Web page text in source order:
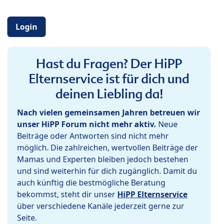
Login
Hast du Fragen? Der HiPP
Elternservice ist für dich und
deinen Liebling da!
Nach vielen gemeinsamen Jahren betreuen wir
unser HiPP Forum nicht mehr aktiv. Neue
Beiträge oder Antworten sind nicht mehr
möglich. Die zahlreichen, wertvollen Beiträge der
Mamas und Experten bleiben jedoch bestehen
und sind weiterhin für dich zugänglich. Damit du
auch künftig die bestmögliche Beratung
bekommst, steht dir unser HiPP Elternservice
über verschiedene Kanäle jederzeit gerne zur
Seite.